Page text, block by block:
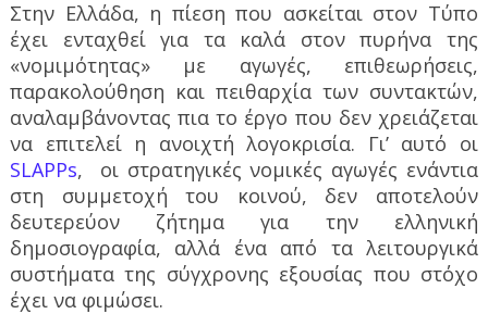
Στην Ελλάδα, η πίεση που ασκείται στον Τύπο
έχει ενταχθεί για τα καλά στον πυρήνα της
«νομιμότητας» με αγωγές, επιθεωρήσεις,
παρακολούθηση και πειθαρχία των συντακτών,
αναλαμβάνοντας πια το έργο που δεν χρειάζεται
να επιτελεί η ανοιχτή λογοκρισία. Γι’ αυτό οι
SLAPPs,
οι στρατηγικές νομικές αγωγές ενάντια
στη συμμετοχή του κοινού, δεν αποτελούν
δευτερεύον ζήτημα για την ελληνική
δημοσιογραφία, αλλά ένα από τα λειτουργικά
συστήματα της σύγχρονης εξουσίας που στόχο
έχει να φιμώσει.